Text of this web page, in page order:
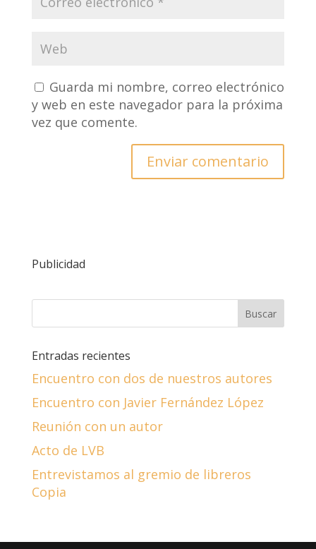
Guarda mi nombre, correo electrónico
y web en este navegador para la próxima
vez que comente.
Publicidad
Entradas recientes
Encuentro con dos de nuestros autores
Encuentro con Javier Fernández López
Reunión con un autor
Acto de LVB
Entrevistamos al gremio de libreros
Copia